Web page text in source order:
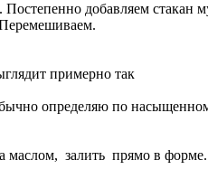
добавляем стакан
примерно так
определяю по
маслом, залить прямо в